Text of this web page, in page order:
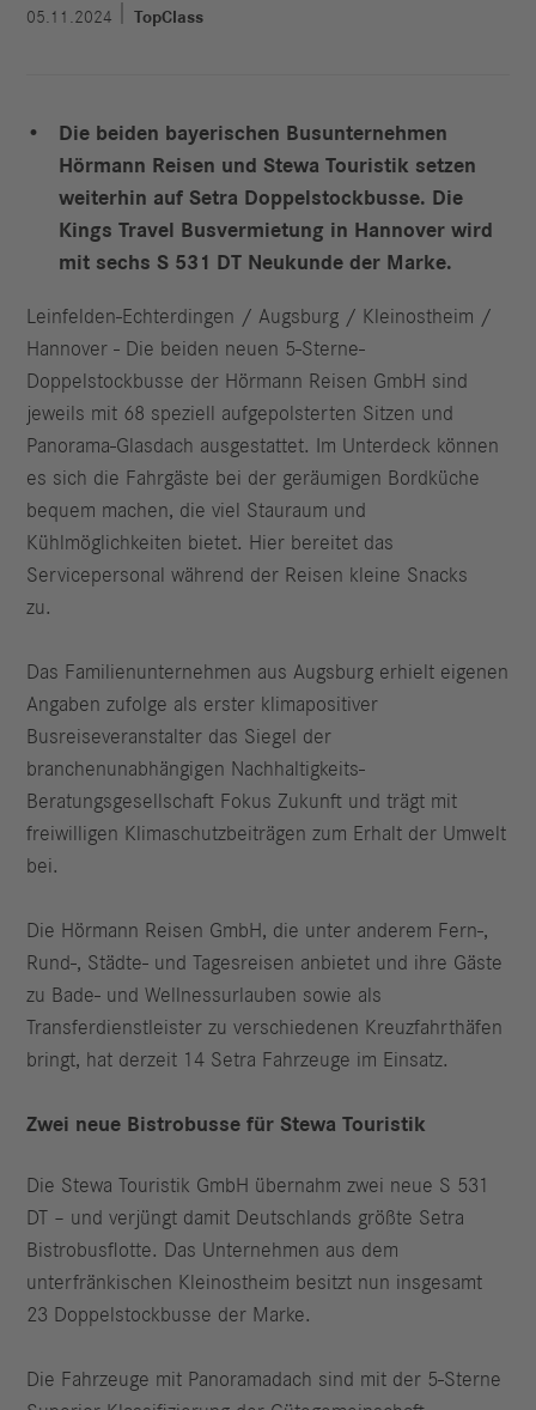
05.11.2024 TopClass
Die beiden bayerischen Busunternehmen
Hörmann Reisen und Stewa Touristik setzen
weiterhin auf Setra Doppelstockbusse. Die
Kings Travel Busvermietung in Hannover wird
mit sechs S 531 DT Neukunde der Marke.
Leinfelden-Echterdingen / Augsburg / Kleinostheim /
Hannover - Die beiden neuen 5-Sterne-
Doppelstockbusse der Hörmann Reisen GmbH sind
jeweils mit 68 speziell aufgepolsterten Sitzen und
Panorama-Glasdach ausgestattet. Im Unterdeck können
es sich die Fahrgäste bei der geräumigen Bordküche
bequem machen, die viel Stauraum und
Kühlmöglichkeiten bietet. Hier bereitet das
Servicepersonal während der Reisen kleine Snacks
zu.
Das Familienunternehmen aus Augsburg erhielt eigenen
Angaben zufolge als erster klimapositiver
Busreiseveranstalter das Siegel der
branchenunabhängigen Nachhaltigkeits-
Beratungsgesellschaft Fokus Zukunft und trägt mit
freiwilligen Klimaschutzbeiträgen zum Erhalt der Umwelt
bei.
Die Hörmann Reisen GmbH, die unter anderem Fern-,
Rund-, Städte- und Tagesreisen anbietet und ihre Gäste
zu Bade- und Wellnessurlauben sowie als
Transferdienstleister zu verschiedenen Kreuzfahrthäfen
bringt, hat derzeit 14 Setra Fahrzeuge im Einsatz.
Zwei neue Bistrobusse für Stewa Touristik
Die Stewa Touristik GmbH übernahm zwei neue S 531
DT – und verjüngt damit Deutschlands größte Setra
Bistrobusflotte. Das Unternehmen aus dem
unterfränkischen Kleinostheim besitzt nun insgesamt
23 Doppelstockbusse der Marke.
Die Fahrzeuge mit Panoramadach sind mit der 5-Sterne